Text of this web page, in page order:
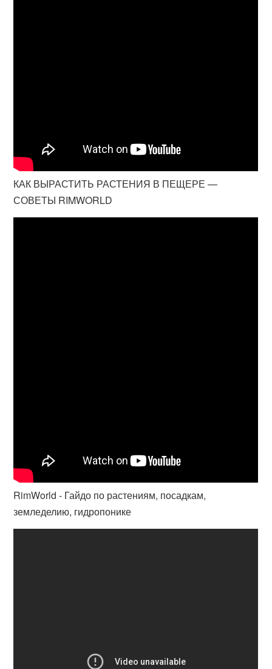
КАК ВЫРАСТИТЬ РАСТЕНИЯ В ПЕЩЕРЕ —
СОВЕТЫ RIMWORLD
RimWorld - Гайдо по растениям, посадкам,
земледелию, гидропонике